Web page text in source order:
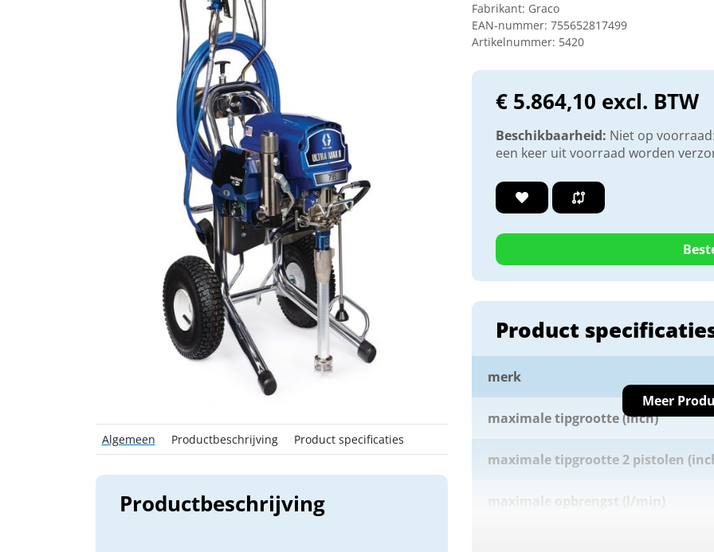
Productbeschrijving
Algemeen Productbeschrijving Product specificaties
Fabrikant: Graco
EAN-nummer: 755652817499
Artikelnummer: 5420
€ 5.864,10 excl. BTW
Beschikbaarheid: Niet op
een keer uit voorraad worden
Product
merk
maximale tipgrootte (inch)
maximale tipgrootte 2 pistolen
maximale opbrengst (l/min)
Meer